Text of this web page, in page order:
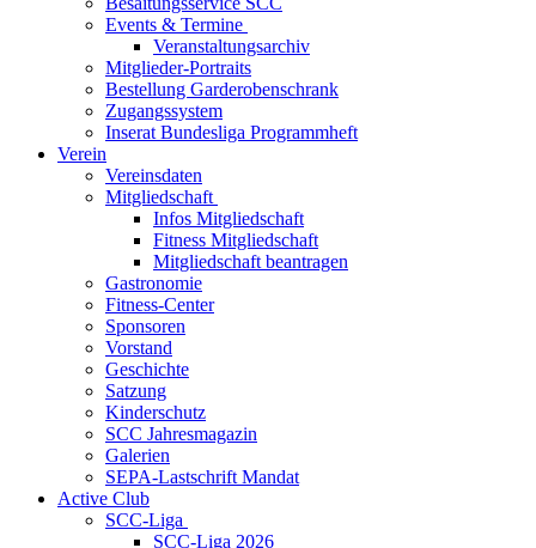
Events & Termine
Veranstaltungsarchiv
Mitglieder-Portraits
Bestellung Garderobenschrank
Zugangssystem
Inserat Bundesliga Programmheft
Verein
Vereinsdaten
Mitgliedschaft
Infos Mitgliedschaft
Fitness Mitgliedschaft
Mitgliedschaft beantragen
Gastronomie
Fitness-Center
Sponsoren
Vorstand
Geschichte
Satzung
Kinderschutz
SCC Jahresmagazin
Galerien
SEPA-Lastschrift Mandat
Active Club
SCC-Liga
SCC-Liga 2026